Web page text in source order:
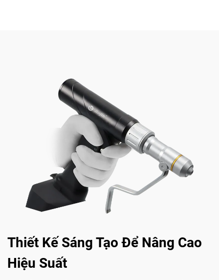
Thiết Kế Sáng Tạo Để Nâng Cao
Hiệu Suất